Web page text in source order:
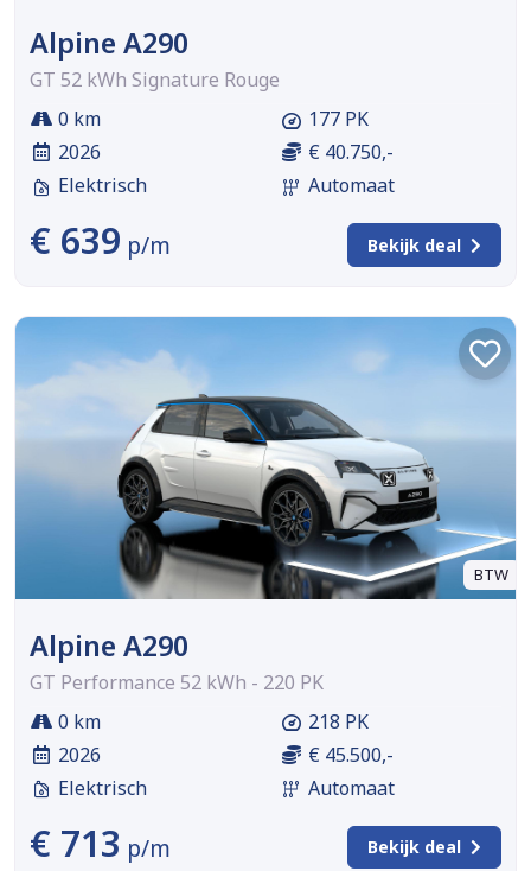
Alpine A290
GT 52 kWh Signature Rouge
0 km
2026
Elektrisch
177 PK
€ 40.750,-
Automaat
€ 639 p/m Bekijk deal
BTW
Alpine A290
GT Performance 52 kWh - 220 PK
0 km
2026
Elektrisch
218 PK
€ 45.500,-
Automaat
€ 713 p/m Bekijk deal